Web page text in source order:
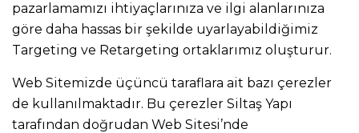
pazarlamamızı ihtiyaçlarınıza ve ilgi alanlarınıza
göre daha hassas bir şekilde uyarlayabildiğimiz
Targeting ve Retargeting ortaklarımız oluşturur.
Web Sitemizde üçüncü taraflara ait bazı çerezler
de kullanılmaktadır. Bu çerezler Siltaş Yapı
tarafından doğrudan Web Sitesi’nde